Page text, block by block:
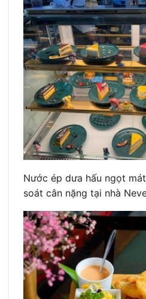
Nước ép dưa hấu ngọt
soát cân nặng tại nhà